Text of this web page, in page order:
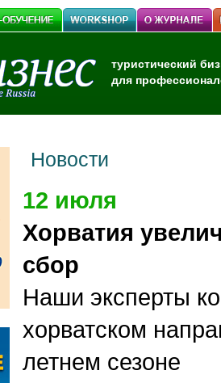
туристический
для
Новости
12 июля
Хорватия
сбор
Наши эксперты
хорватском
летнем сезоне